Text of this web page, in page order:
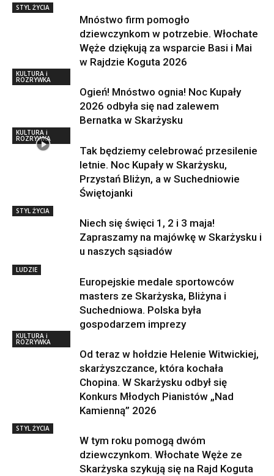
STYL ŻYCIA
Mnóstwo firm pomogło
dziewczynkom w potrzebie. Włochate
Węże dziękują za wsparcie Basi i Mai
w Rajdzie Koguta 2026
KULTURA i
ROZRYWKA
Ogień! Mnóstwo ognia! Noc Kupały
2026 odbyła się nad zalewem
Bernatka w Skarżysku
KULTURA i
ROZRYWKA
Tak będziemy celebrować przesilenie
letnie. Noc Kupały w Skarżysku,
Przystań Bliżyn, a w Suchedniowie
Świętojanki
STYL ŻYCIA
Niech się święci 1, 2 i 3 maja!
Zapraszamy na majówkę w Skarżysku i
u naszych sąsiadów
LUDZIE
Europejskie medale sportowców
masters ze Skarżyska, Bliżyna i
Suchedniowa. Polska była
gospodarzem imprezy
KULTURA i
ROZRYWKA
Od teraz w hołdzie Helenie Witwickiej,
skarżyszczance, która kochała
Chopina. W Skarżysku odbył się
Konkurs Młodych Pianistów „Nad
Kamienną” 2026
STYL ŻYCIA
W tym roku pomogą dwóm
dziewczynkom. Włochate Węże ze
Skarżyska szykują się na Rajd Koguta